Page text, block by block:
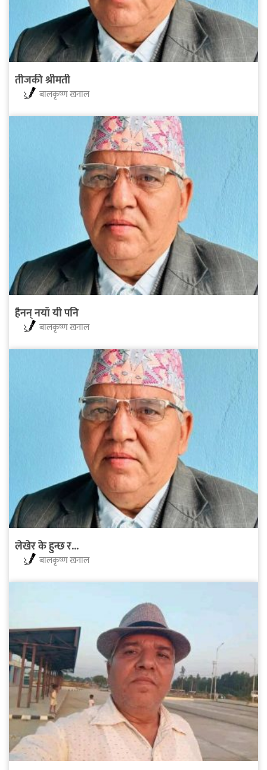
तीजकी श्रीमती
बालकृष्ण खनाल
हैनन् नयाँ यी पनि
बालकृष्ण खनाल
लेखेर के हुन्छ र...
बालकृष्ण खनाल